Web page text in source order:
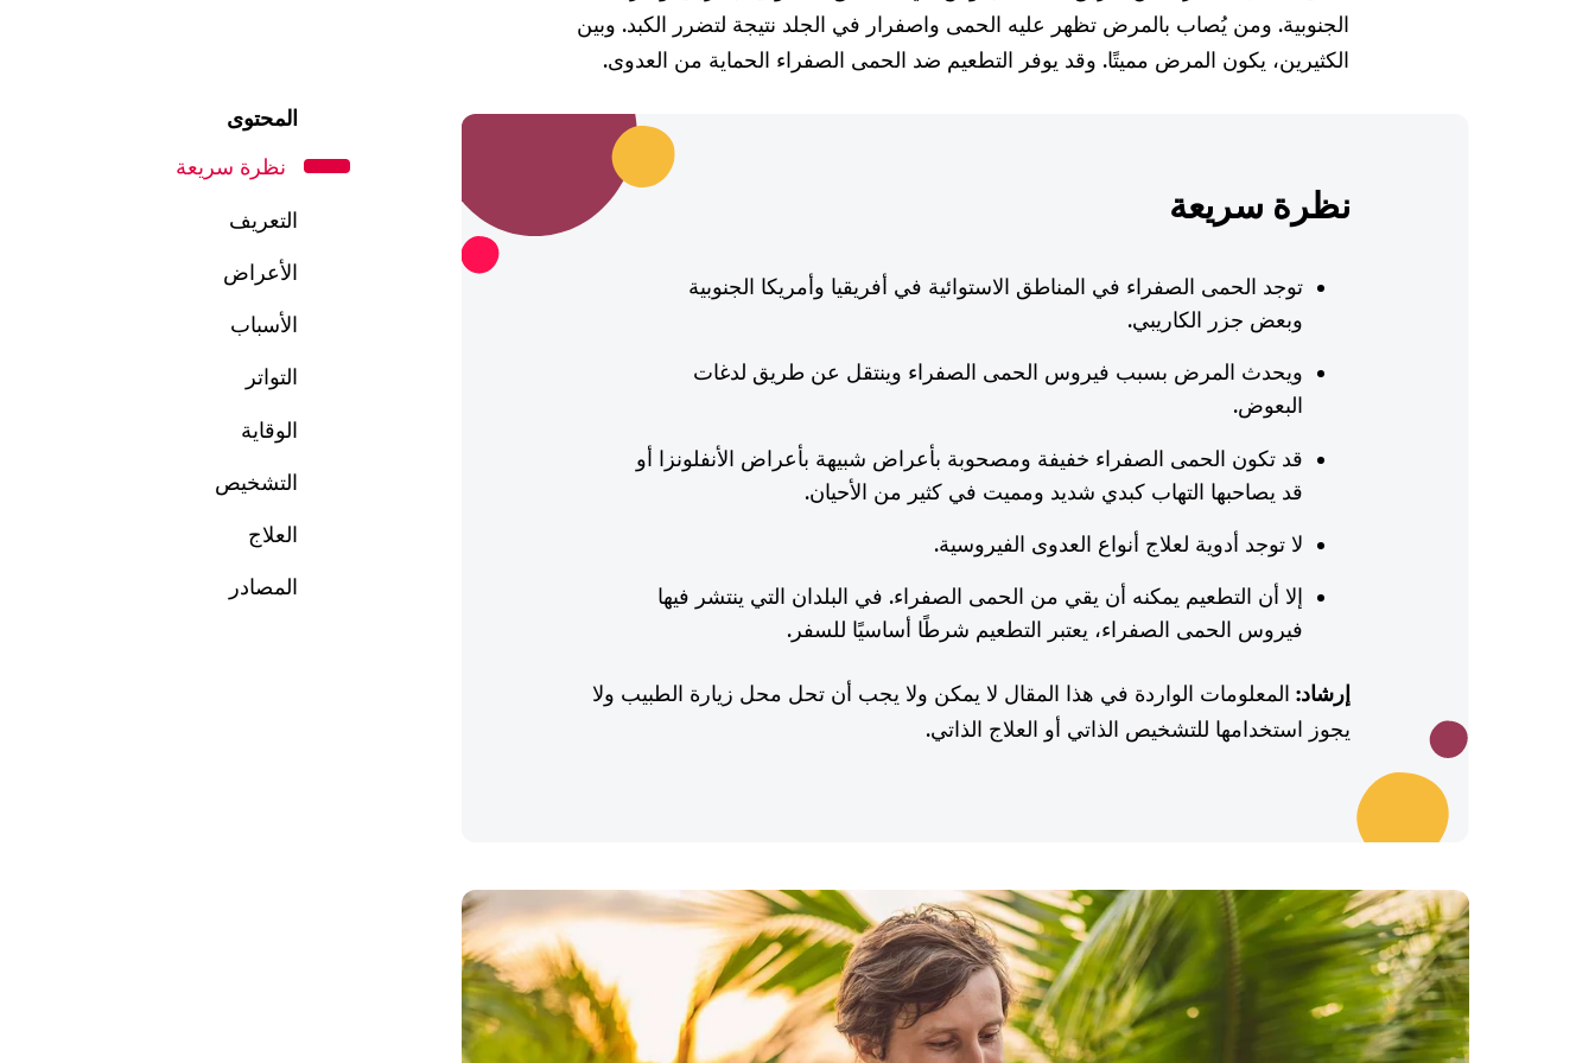
المحتوى
نظرة سريعة
التعريف
الأعراض
الأسباب
التواتر
الوقاية
التشخيص
العلاج
المصادر
الجنوبية. ومن يُصاب بالمرض تظهر عليه الحمى واصفرار في الجلد نتيجة لتضرر الكبد. وبين
الكثيرين، يكون المرض مميتًا. وقد يوفر التطعيم ضد الحمى الصفراء الحماية من العدوى.
نظرة سريعة
توجد الحمى الصفراء في المناطق الاستوائية في أفريقيا وأمريكا الجنوبية
وبعض جزر الكاريبي.
ويحدث المرض بسبب فيروس الحمى الصفراء وينتقل عن طريق لدغات
البعوض.
قد تكون الحمى الصفراء خفيفة ومصحوبة بأعراض شبيهة بأعراض الأنفلونزا أو
قد يصاحبها التهاب كبدي شديد ومميت في كثير من الأحيان.
لا توجد أدوية لعلاج أنواع العدوى الفيروسية.
إلا أن التطعيم يمكنه أن يقي من الحمى الصفراء. في البلدان التي ينتشر فيها
فيروس الحمى الصفراء، يعتبر التطعيم شرطًا أساسيًا للسفر.
إرشاد: المعلومات الواردة في هذا المقال لا يمكن ولا يجب أن تحل محل زيارة الطبيب ولا
يجوز استخدامها للتشخيص الذاتي أو العلاج الذاتي.